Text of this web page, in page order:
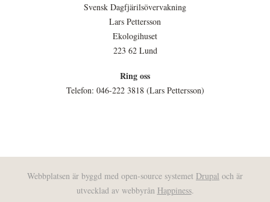
Svensk Dagfjärilsövervakning
Lars Pettersson
Ekologihuset
223 62 Lund
Ring oss
Telefon: 046-222 3818 (Lars Pettersson)
Webbplatsen är byggd med open-source systemet Drupal och är
utvecklad av webbyrån Happiness.